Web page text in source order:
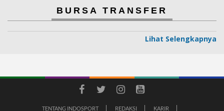
BURSA TRANSFER
Lihat Selengkapnya
TENTANG INDOSPORT REDAKSI KARIR